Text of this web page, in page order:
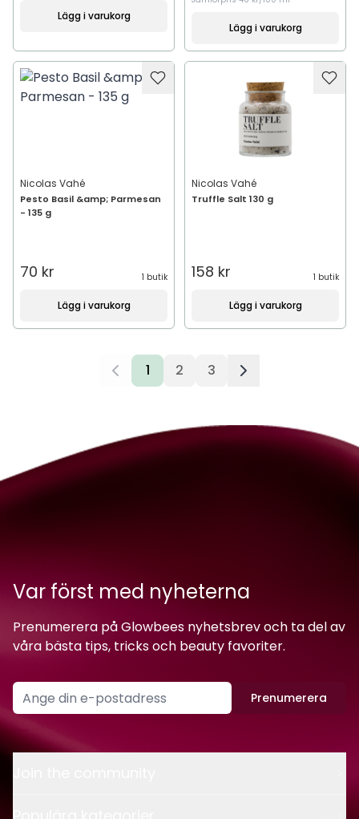
Lägg i varukorg
Lägg i varukorg
Nicolas Vahé
Pesto Basil &amp; Parmesan
- 135 g
70 kr 1 butik
Lägg i varukorg
Nicolas Vahé
Truffle Salt 130 g
158 kr 1 butik
Lägg i varukorg
1 2 3
Var först med nyheterna
Prenumerera på Glowbees nyhetsbrev och ta del av
våra bästa tips, tricks och beauty favoriter.
Prenumerera